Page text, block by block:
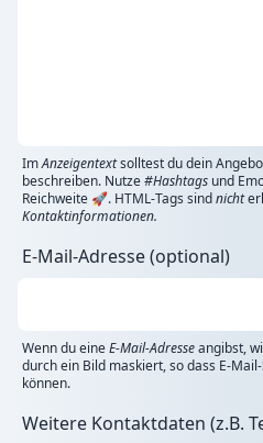
ImAnzeigentextsolltest du dein
beschreiben. Nutze#Hashtags und
Reichweite 🚀. HTML-Tags sindnicht
Kontaktinformationen.
E-Mail-Adresse (optional)
Wenn du eineE-Mail-Adresseangibst,
durch ein Bild maskiert, so dass E-
können.
Weitere Kontaktdaten (z.B.